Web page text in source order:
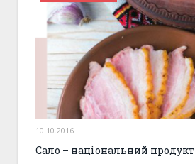
10.10.2016
Сало – національний продукт